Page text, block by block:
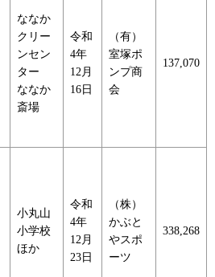
ななか
クリー
ンセン
ター
ななか
斎場
令和
4年
12月
16日
（有）
室塚ポ
ンプ商
会
137,070
小丸山
小学校
ほか
令和
4年
12月
23日
（株）
かぶと
やスポ
ーツ
338,268